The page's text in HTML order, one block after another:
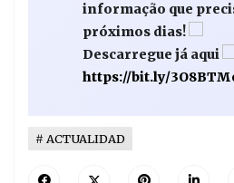
informação que
próximos dias!
Descarregue já aqui
https://bit.ly/
ACTUALIDAD